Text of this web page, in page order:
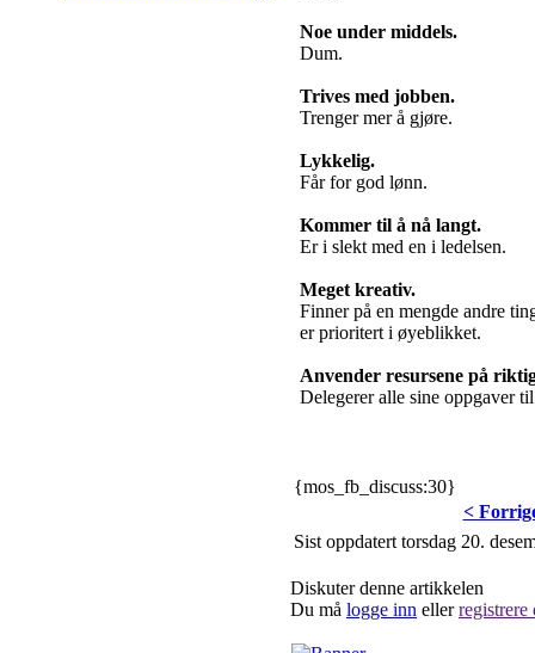
Noe under middels.
Dum.
Trives med jobben.
Trenger mer å gjøre.
Lykkelig.
Får for god lønn.
Kommer til å nå langt.
Er i slekt med en i ledelsen.
Meget kreativ.
Finner på en mengde andre
er prioritert i øyeblikket.
Anvender resursene på
Delegerer alle sine oppgaver
{mos_fb_discuss:30}
<
Sist oppdatert torsdag 20.
Diskuter denne artikkelen
Du må logge inn ellerregistrere